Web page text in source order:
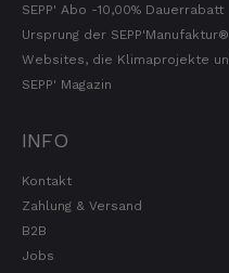
SEPP' Abo -10,00% Dauerrabatt
Ursprung der SEPP'Manufaktur®
Websites, die Klimaprojekte
SEPP' Magazin
INFO
Kontakt
Zahlung & Versand
B2B
Jobs